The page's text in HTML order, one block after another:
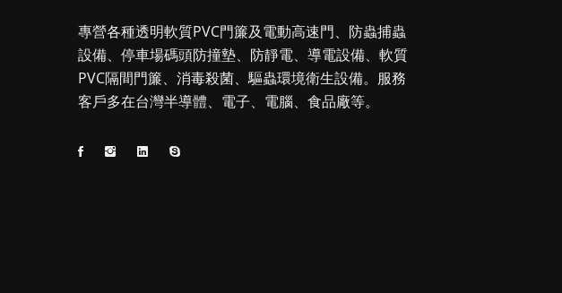
專營各種透明軟質PVC門簾及電動高速門、防蟲捕蟲
設備、停車場碼頭防撞墊、防靜電、導電設備、軟質
PVC隔間門簾、消毒殺菌、驅蟲環境衛生設備。服務
客戶多在台灣半導體、電子、電腦、食品廠等。